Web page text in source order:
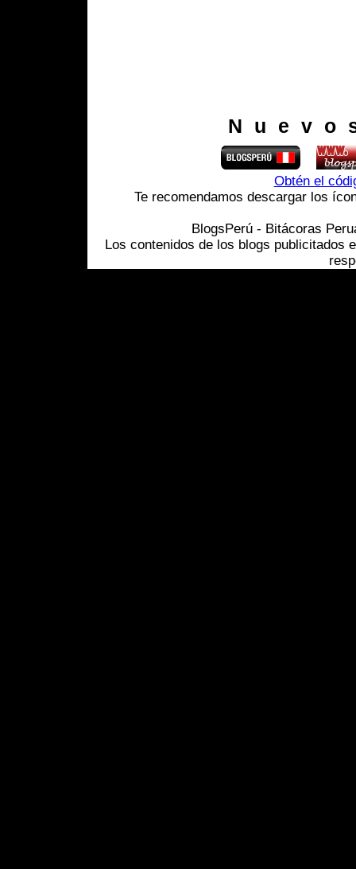
Obtén el
Te recomendamos descargar los
BlogsPerú - Bitácoras
Los contenidos de los blogs publicitados